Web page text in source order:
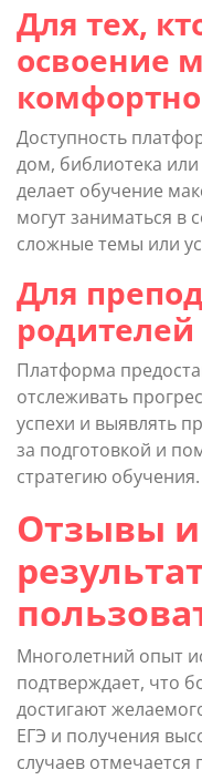
Для тех,
освоение
Доступность
дом, библиотека
делает обучение
могут заниматься в
сложные темы или
Для
родителей
Платформа
отслеживать
успехи и выявлять
за подготовкой и
стратегию обучения.
Отзывы
Многолетний опыт
подтверждает, что
достигают
ЕГЭ и получения
случаев